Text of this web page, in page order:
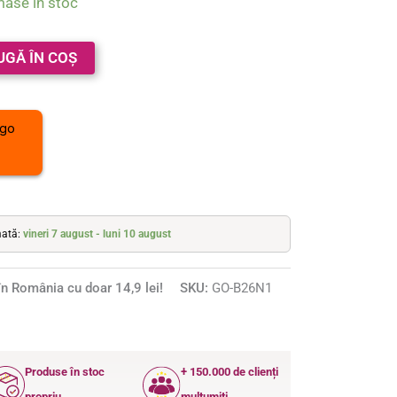
ÎN COȘ
vineri 7 august - luni 10 august
România cu doar 14,9 lei! SKU: GO-B26N1
Produse în stoc
+ 150.000 de clienți